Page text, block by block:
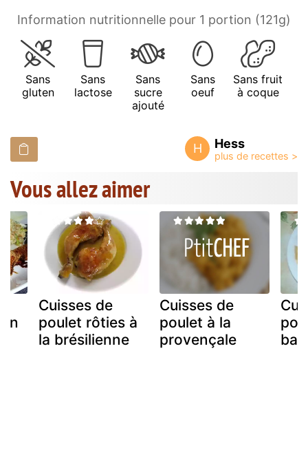
Information nutritionnelle pour 1 portion (121g)
Sans
gluten
Sans
lactose
Sans
sucre
ajouté
Sans
oeuf
Sans fruit
à coque
H Hess
Vous allez aimer
Cuisses de
poulet rôties à
la brésilienne
Cuisses de
poulet à la
provençale